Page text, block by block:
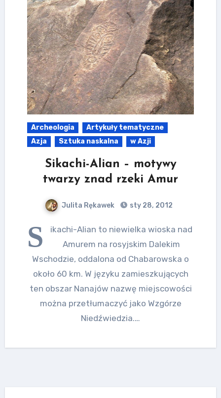
Archeologia
Artykuły tematyczne
Azja
Sztuka naskalna w Azji
Sikachi-Alian – motywy
twarzy znad rzeki Amur
Julita Rękawek sty 28, 2012
S
ikachi-Alian to niewielka wioska nad
Amurem na rosyjskim Dalekim
Wschodzie, oddalona od Chabarowska o
około 60 km. W języku zamieszkujących
ten obszar Nanajów nazwę miejscowości
można przetłumaczyć jako Wzgórze
Niedźwiedzia.…